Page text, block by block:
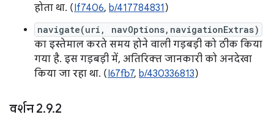
होता था. (If7406, b/417784831 )
navigate(uri, navOptions,navigationExtras)
का इस्तेमाल करते समय होने वाली गड़बड़ी को ठीक किया
गया है. इस गड़बड़ी में, अतिरिक्त जानकारी को अनदेखा
किया जा रहा था. (I67fb7, b/430336813)
वर्शन 2.9.2